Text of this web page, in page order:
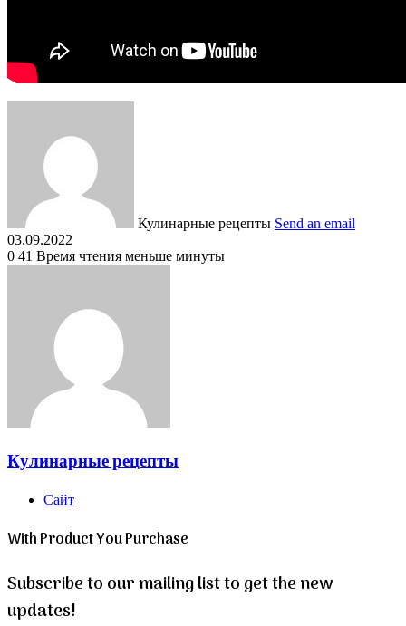
Кулинарные рецепты Send an email
03.09.2022
0 41 Время чтения меньше минуты
Кулинарные рецепты
Сайт
With Product You Purchase
Subscribe to our mailing list to get the new
updates!